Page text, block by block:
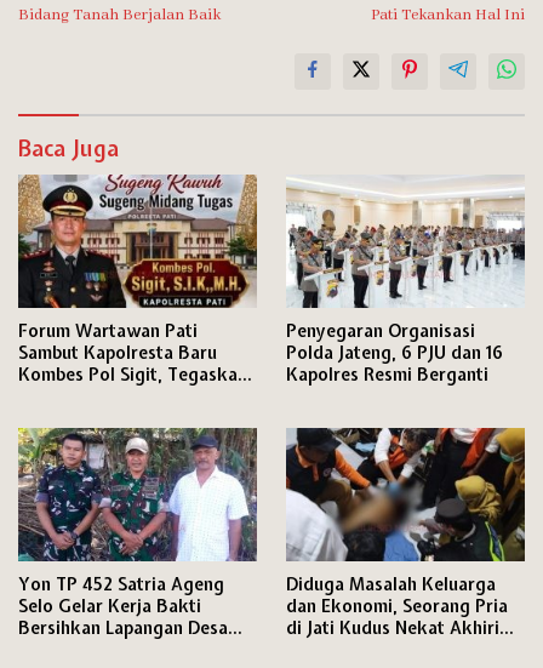
Bidang Tanah Berjalan Baik
Pati Tekankan Hal Ini
Baca Juga
Forum Wartawan Pati
Sambut Kapolresta Baru
Kombes Pol Sigit, Tegaskan
Penyegaran Organisasi
Polda Jateng, 6 PJU dan 16
Kapolres Resmi Berganti
Yon TP 452 Satria Ageng
Selo Gelar Kerja Bakti
Bersihkan Lapangan Desa
Diduga Masalah Keluarga
dan Ekonomi, Seorang Pria
di Jati Kudus Nekat Akhiri